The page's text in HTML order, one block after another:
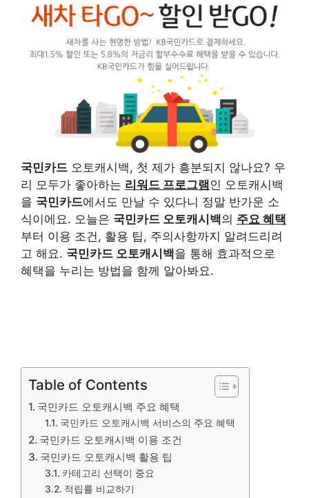
국민카드 오토캐시백, 첫 제가 흥분되지 않나요? 우
리 모두가 좋아하는 리워드 프로그램 인 오토캐시백
을 국민카드에서도 만날 수 있다니 정말 반가운 소
식이에요. 오늘은 국민카드 오토캐시백의 주요 혜택
부터 이용 조건, 활용 팁, 주의사항까지 알려드리려
고 해요. 국민카드 오토캐시백을 통해 효과적으로
혜택을 누리는 방법을 함께 알아봐요.
Table of Contents
국민카드 오토캐시백 주요 혜택
국민카드 오토캐시백 서비스의 주요 혜택
국민카드 오토캐시백 이용 조건
국민카드 오토캐시백 활용 팁
카테고리 선택이 중요
적립률 비교하기